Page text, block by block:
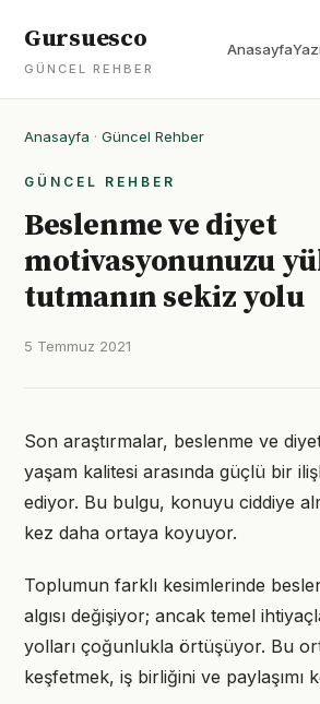
Gursuesco
GÜNCEL REHBER
Anasayfa
Anasayfa · Güncel Rehber
GÜNCEL REHBER
Beslenme ve diyet
motivasyonunuzu
tutmanın sekiz yolu
5 Temmuz 2021
Son araştırmalar, beslenme ve
yaşam kalitesi arasında güçlü bir
ediyor. Bu bulgu, konuyu ciddiye
kez daha ortaya koyuyor.
Toplumun farklı kesimlerinde
algısı değişiyor; ancak temel
yolları çoğunlukla örtüşüyor. Bu
keşfetmek, iş birliğini ve paylaşımı